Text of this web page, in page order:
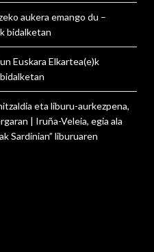
aukera emango du –
bidalketan
Euskara Elkartea(e)k
bidalketan
eta liburu-aurkezpena,
| Iruña-Veleia, egia ala
Sardinian” liburuaren